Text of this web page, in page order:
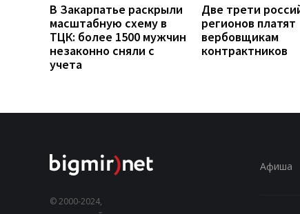
В Закарпатье раскрыли
масштабную схему в
ТЦК: более 1500 мужчин
незаконно сняли с
учета
Две трети
регионов платят
вербовщикам
контрактников
© 2000-2024,
Афиша